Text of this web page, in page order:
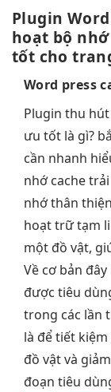
Plugin Word
hoạt bộ nhớ
tốt cho
Word press
Plugin thu hút
ưu tốt là gì?
cần nhanh
nhớ cache
nhớthân thiện
hoạttrữ tạm
một đồ vật,
Về cơ bản
được tiêu
trong các lần
là để tiết
đồ vật và
đoạn tiêu